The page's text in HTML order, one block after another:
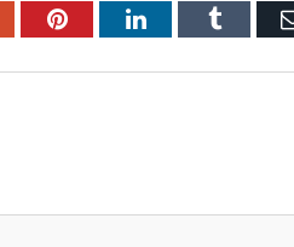
PinterestLinkedInTumblr